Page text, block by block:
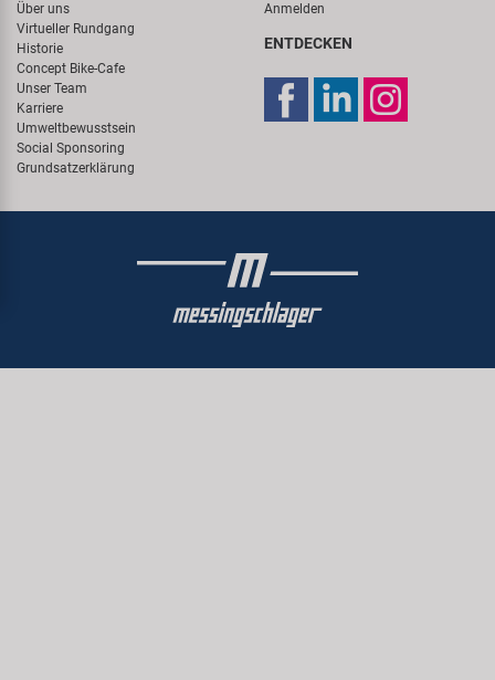
Über uns
Virtueller Rundgang
Historie
Concept Bike-Cafe
Unser Team
Karriere
Umweltbewusstsein
Social Sponsoring
Grundsatzerklärung
Anmelden
ENTDECKEN